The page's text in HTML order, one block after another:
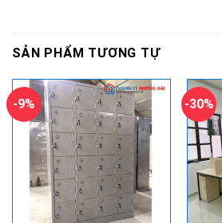
SẢN PHẨM TƯƠNG TỰ
-9% -30%